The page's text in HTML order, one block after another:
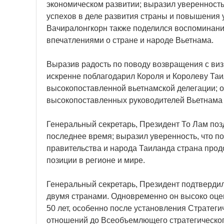
экономическом развитии; выразил
успехов в деле развития страны и
Вачиралонгкорн также поделился
впечатлениями о стране и народе Вьетнама.
Выразив радость по поводу возвращения с
искренне поблагодарил Короля и Королеву
высокопоставленной вьетнамской
высокопоставленных руководителей
Генеральный секретарь, Президент То Лам
последнее время; выразил уверенность, что
правительства и народа Таиланда страна
позиции в регионе и мире.
Генеральный секретарь, Президент
двумя странами. Одновременно он высоко
50 лет, особенно после установления
отношений до Всеобъемлющего